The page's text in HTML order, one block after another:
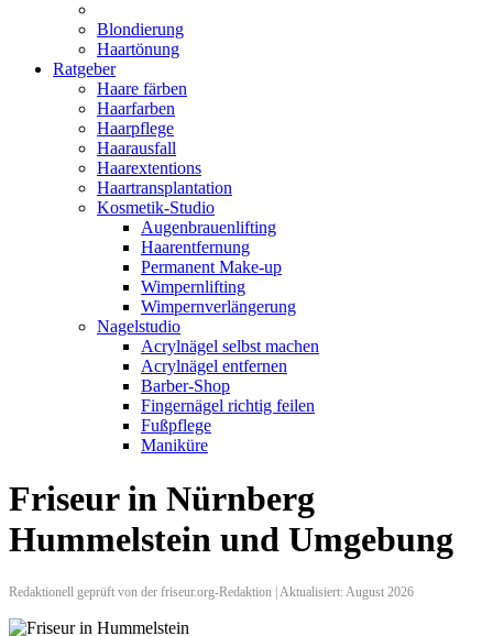
Blondierung
Haartönung
Ratgeber
Haare färben
Haarfarben
Haarpflege
Haarausfall
Haarextentions
Haartransplantation
Kosmetik-Studio
Augenbrauenlifting
Haarentfernung
Permanent Make-up
Wimpernlifting
Wimpernverlängerung
Nagelstudio
Acrylnägel selbst machen
Acrylnägel entfernen
Barber-Shop
Fingernägel richtig feilen
Fußpflege
Maniküre
Friseur in Nürnberg
Hummelstein und Umgebung
Redaktionell geprüft von der friseur.org-Redaktion | Aktualisiert: August 2026